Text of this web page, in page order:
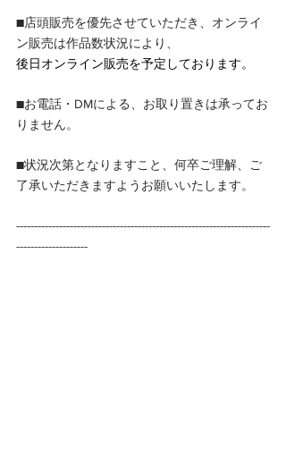
■店頭販売を優先させていただき、オンライ
ン販売は作品数状況により、
後日オンライン販売を予定しております。
■お電話・DMによる、お取り置きは承ってお
りません。
■状況次第となりますこと、何卒ご理解、ご
了承いただきますようお願いいたします。
-----------------------------------------------------------------------
--------------------